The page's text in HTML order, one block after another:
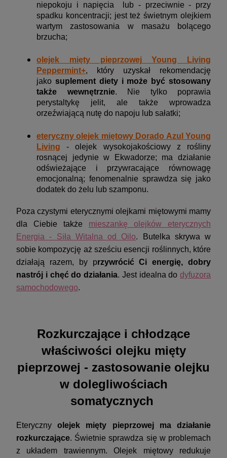
niepokoju i napięcia lub - przeciwnie - przy
spadku koncentracji; jest też świetnym olejkiem
wartym zastosowania w masażu bolącego
brzucha;
olejek mięty pieprzowej Young Living
Peppermint+, który uzyskał rekomendację
jako suplement diety i może być stosowany
także wewnętrznie. Nie tylko poprawia
perystaltykę jelit, ale także wprowadza
orzeźwiającą nutę do napoju lub sałatki;
eteryczny olejek miętowy Dorado Azul Young
Living - olejek wysokojakościowy z rośliny
rosnącej jedynie w Ekwadorze; ma działanie
odświeżające i przywracające równowagę
emocjonalną; fenomenalnie sprawdza się jako
dodatek do żelu lub szamponu.
Poza czystymi eterycznymi olejkami miętowymi mamy
dla Ciebie także mieszankę olejków eterycznych
Energia - Siła Witalna od Oilo. Butelka skrywa w
sobie kompozycję aż sześciu esencji roślinnych, które
działają razem, by przywrócić Ci energię, dobry
nastrój i chęć do działania. Jest idealna do dyfuzora
samochodowego.
Rozkurczające i chłodzące
właściwości olejku mięty
pieprzowej - zastosowanie olejku
w dolegliwościach
somatycznych
Eteryczny olejek mięty pieprzowej ma działanie
rozkurczające. Świetnie sprawdza się w problemach
z układem trawiennym. Olejek miętowy redukuje